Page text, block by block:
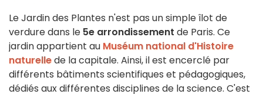
Le Jardin des Plantes n'est pas un simple îlot de
verdure dans le 5e arrondissement de Paris. Ce
jardin appartient au Muséum national d'Histoire
naturellede la capitale. Ainsi, il est encerclé par
différents bâtiments scientifiques et pédagogiques,
dédiés aux différentes disciplines de la science. C'est